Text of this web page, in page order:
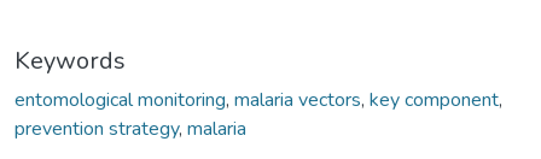
Keywords
entomological monitoring, malaria vectors, key component,
prevention strategy, malaria